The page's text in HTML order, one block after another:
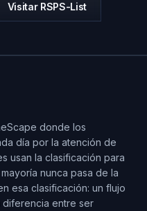
Visitar RSPS-List
donde los
día por la atención de
usan la clasificación para
nunca pasa de la
esa clasificación: un flujo
entre ser